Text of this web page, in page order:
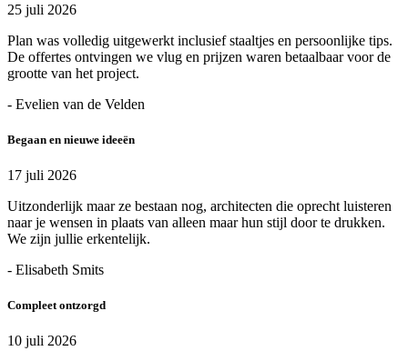
25 juli 2026
Plan was volledig uitgewerkt inclusief staaltjes en persoonlijke tips.
De offertes ontvingen we vlug en prijzen waren betaalbaar voor de
grootte van het project.
- Evelien van de Velden
Begaan en nieuwe ideeën
17 juli 2026
Uitzonderlijk maar ze bestaan nog, architecten die oprecht luisteren
naar je wensen in plaats van alleen maar hun stijl door te drukken.
We zijn jullie erkentelijk.
- Elisabeth Smits
Compleet ontzorgd
10 juli 2026